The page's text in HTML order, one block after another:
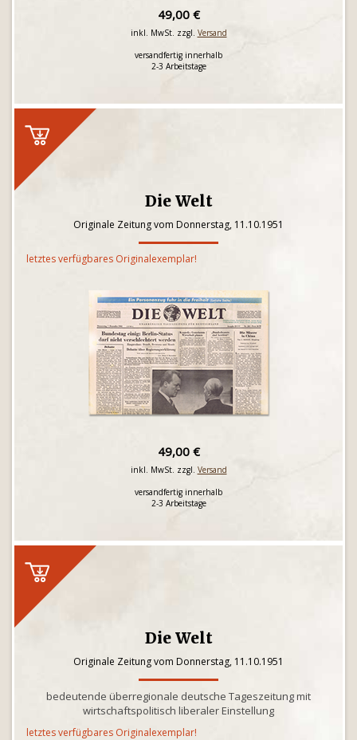
49,00 €
inkl. MwSt. zzgl. Versand
versandfertig innerhalb
2-3 Arbeitstage
Die Welt
Originale Zeitung vom Donnerstag, 11.10.1951
letztes verfügbares Originalexemplar!
49,00 €
inkl. MwSt. zzgl. Versand
versandfertig innerhalb
2-3 Arbeitstage
Die Welt
Originale Zeitung vom Donnerstag, 11.10.1951
bedeutende überregionale deutsche Tageszeitung mit
wirtschaftspolitisch liberaler Einstellung
letztes verfügbares Originalexemplar!